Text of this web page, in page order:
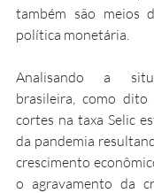
também são meios
política monetária.
Analisando a
brasileira, como dito
cortes na taxa Selic
da pandemia
crescimento
o agravamento da